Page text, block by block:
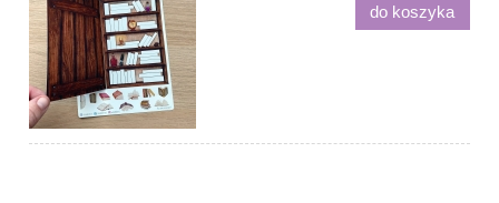
do koszyka